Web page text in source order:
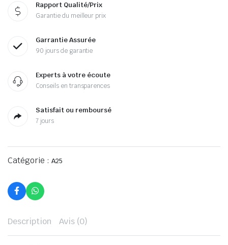
Rapport Qualité/Prix
Garantie du meilleur prix
Garrantie Assurée
90 jours de garantie
Experts à votre écoute
Conseils en transparences
Satisfait ou remboursé
7 jours
Catégorie : A25
Description Avis (0)